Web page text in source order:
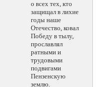
о всех тех, кто
защищал в лихие
годы наше
Отечество, ковал
Победу в тылу,
прославлял
ратными и
трудовыми
подвигами
Пензенскую
землю.